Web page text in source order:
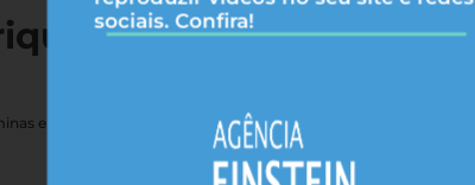
sociais. Confira!
nutricional de 19
e sais minerais, alimentos nativos concentram substâncias